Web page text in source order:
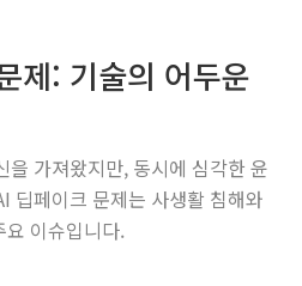
제: 기술의 어두운
을 가져왔지만, 동시에 심각한 윤
딥페이크 문제는 사생활 침해와
요 이슈입니다.